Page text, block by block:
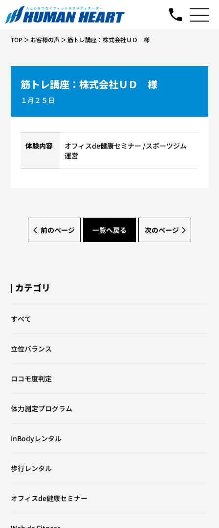
TOP お客様の声 筋トレ講座：株式会社ＵＤ 様
筋トレ講座：株式会社ＵＤ 様
１月２５日
体験内容 オフィスde健康セミナー スポーツジム
運営
前のページ 一覧へ戻る 次のページ
カテゴリ
すべて
立位バランス
ロコモ度判定
体力測定プログラム
InBodyレンタル
歩行レンタル
オフィスde健康セミナー